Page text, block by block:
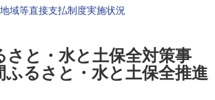
域等直接支払制度実施状況
さと・水と土保全対策事
ふるさと・水と土保全推進